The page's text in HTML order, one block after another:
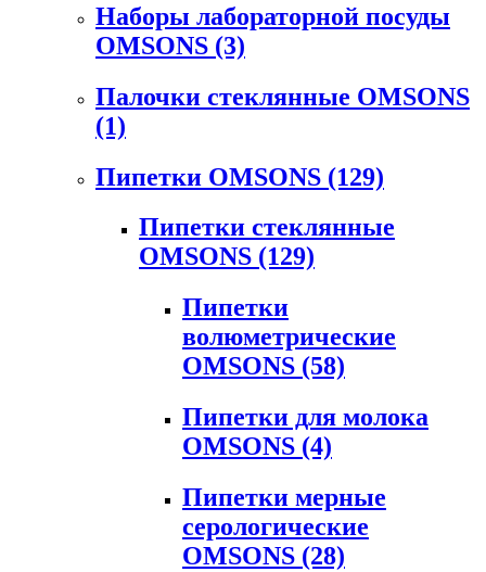
Наборы лабораторной посуды
OMSONS (3)
Палочки стеклянные OMSONS
(1)
Пипетки OMSONS (129)
Пипетки стеклянные
OMSONS (129)
Пипетки
волюметрические
OMSONS (58)
Пипетки для молока
OMSONS (4)
Пипетки мерные
серологические
OMSONS (28)